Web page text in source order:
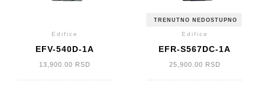
Edifice
EFV-540D-1A
13,900.00 RSD
TRENUTNO NEDOSTUPNO
Edifice
EFR-S567DC-1A
25,900.00 RSD